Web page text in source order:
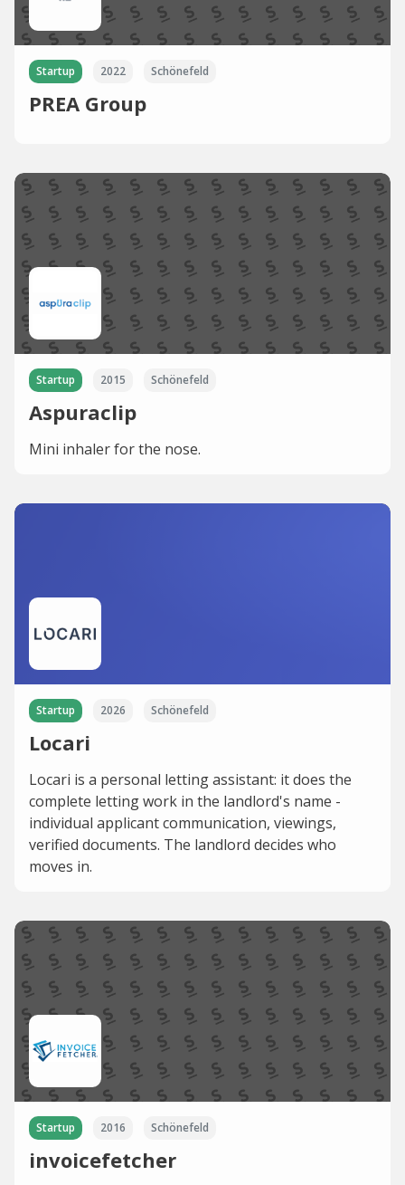
Startup 2022 Schönefeld
PREA Group
Startup 2015 Schönefeld
Aspuraclip
Mini inhaler for the nose.
Startup 2026 Schönefeld
Locari
Locari is a personal letting assistant: it does the
complete letting work in the landlord's name -
individual applicant communication, viewings,
verified documents. The landlord decides who
moves in.
Startup 2016 Schönefeld
invoicefetcher